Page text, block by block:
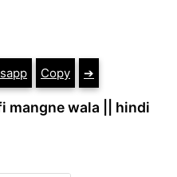
Copy ➔
mangne wala || hindi